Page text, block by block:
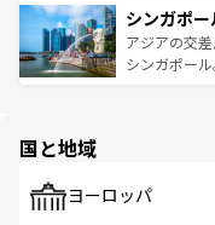
参照してほし
激する。気
が待ってい
た文化、そ
み、どこを
ており、効
うな絶景か
シンガポー
アジアの交
シンガポー
で、ホーカ
国と地域
ヨーロッパ